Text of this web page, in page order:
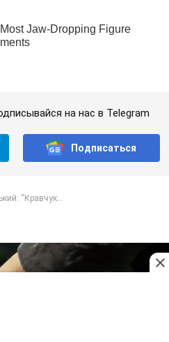
на нас в Telegram
Подписаться
“Кравчук...